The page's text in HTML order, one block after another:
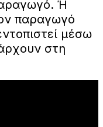
Ή
παραγωγό
μέσω
στη